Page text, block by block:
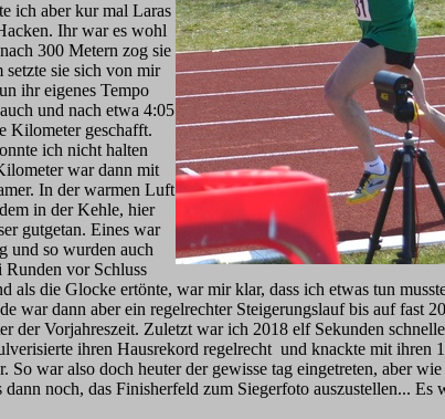
ich aber kur mal Laras
Ihr war es wohl
300 Metern zog sie
setzte sie sich von mir
ihr eigenes Tempo
und nach etwa 4:05
Kilometer geschafft.
ich nicht halten
war dann mit
In der warmen Luft
in der Kehle, hier
gutgetan. Eines war
und so wurden auch
vor Schluss
als die Glocke ertönte, war mir klar, dass ich etwas tun
war dann aber ein regelrechter Steigerungslauf bis auf fast
Vorjahreszeit. Zuletzt war ich 2018 elf Sekunden
ihren Hausrekord regelrecht und knackte mit ihren
war also doch heuter der gewisse tag eingetreten, aber
noch, das Finisherfeld zum Siegerfoto auszustellen... Es